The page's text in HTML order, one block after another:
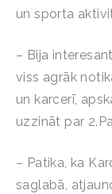
un sporta
– Bija
viss agrāk
un karcerī,
uzzināt par
– Patika, ka
saglabā,